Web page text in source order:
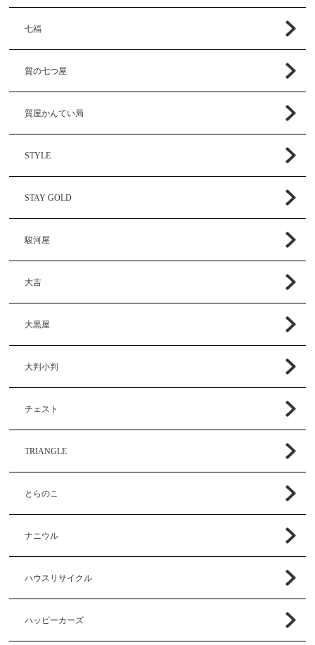
七福
質の七つ屋
質屋かんてい局
STYLE
STAY GOLD
駿河屋
大吉
大黒屋
大判小判
チェスト
TRIANGLE
とらのこ
ナニウル
ハウスリサイクル
ハッピーカーズ